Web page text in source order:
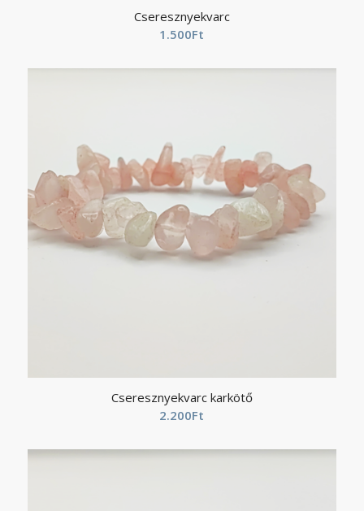
Cseresznyekvarc
1.500Ft
Cseresznyekvarc karkötő
2.200Ft